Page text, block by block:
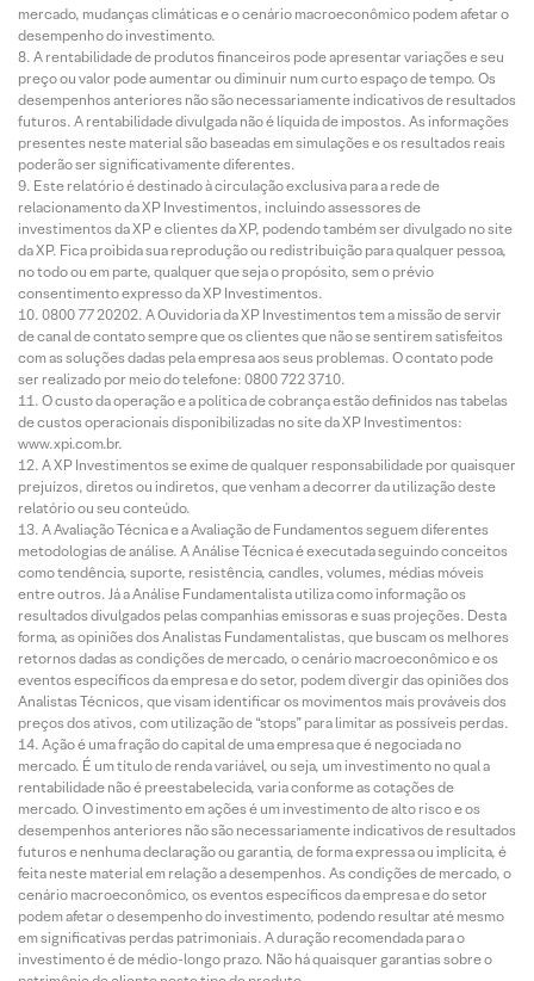
mercado, mudanças climáticas e o cenário macroeconômico podem afetar o
desempenho do investimento.
A rentabilidade de produtos financeiros pode apresentar variações e seu
preço ou valor pode aumentar ou diminuir num curto espaço de tempo. Os
desempenhos anteriores não são necessariamente indicativos de resultados
futuros. A rentabilidade divulgada não é líquida de impostos. As informações
presentes neste material são baseadas em simulações e os resultados reais
poderão ser significativamente diferentes.
Este relatório é destinado à circulação exclusiva para a rede de
relacionamento da XP Investimentos, incluindo assessores de
investimentos da XP e clientes da XP, podendo também ser divulgado no site
da XP. Fica proibida sua reprodução ou redistribuição para qualquer pessoa,
no todo ou em parte, qualquer que seja o propósito, sem o prévio
consentimento expresso da XP Investimentos.
0800 77 20202. A Ouvidoria da XP Investimentos tem a missão de servir
de canal de contato sempre que os clientes que não se sentirem satisfeitos
com as soluções dadas pela empresa aos seus problemas. O contato pode
ser realizado por meio do telefone: 0800 722 3710.
O custo da operação e a política de cobrança estão definidos nas tabelas
de custos operacionais disponibilizadas no site da XP Investimentos:
www.xpi.com.br.
A XP Investimentos se exime de qualquer responsabilidade por quaisquer
prejuízos, diretos ou indiretos, que venham a decorrer da utilização deste
relatório ou seu conteúdo.
A Avaliação Técnica e a Avaliação de Fundamentos seguem diferentes
metodologias de análise. A Análise Técnica é executada seguindo conceitos
como tendência, suporte, resistência, candles, volumes, médias móveis
entre outros. Já a Análise Fundamentalista utiliza como informação os
resultados divulgados pelas companhias emissoras e suas projeções. Desta
forma, as opiniões dos Analistas Fundamentalistas, que buscam os melhores
retornos dadas as condições de mercado, o cenário macroeconômico e os
eventos específicos da empresa e do setor, podem divergir das opiniões dos
Analistas Técnicos, que visam identificar os movimentos mais prováveis dos
preços dos ativos, com utilização de “stops” para limitar as possíveis perdas.
Ação é uma fração do capital de uma empresa que é negociada no
mercado. É um título de renda variável, ou seja, um investimento no qual a
rentabilidade não é preestabelecida, varia conforme as cotações de
mercado. O investimento em ações é um investimento de alto risco e os
desempenhos anteriores não são necessariamente indicativos de resultados
futuros e nenhuma declaração ou garantia, de forma expressa ou implícita, é
feita neste material em relação a desempenhos. As condições de mercado, o
cenário macroeconômico, os eventos específicos da empresa e do setor
podem afetar o desempenho do investimento, podendo resultar até mesmo
em significativas perdas patrimoniais. A duração recomendada para o
investimento é de médio-longo prazo. Não há quaisquer garantias sobre o